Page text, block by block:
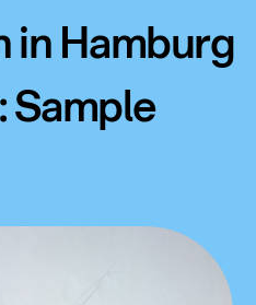
in Hamburg
Sample